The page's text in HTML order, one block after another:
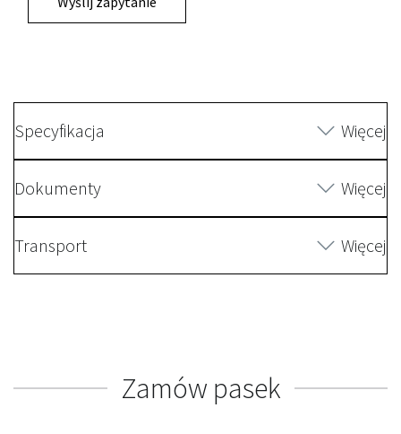
Specyfikacja Więcej
Dokumenty Więcej
Transport Więcej
Zamów pasek